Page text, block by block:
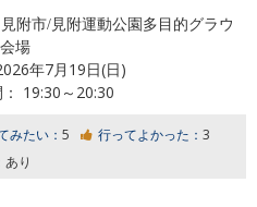
附市/見附運動公園多目的グラウ
場
年7月19日(日)
19:30～20:30
みたい： 5 行ってよかった： 3
あり